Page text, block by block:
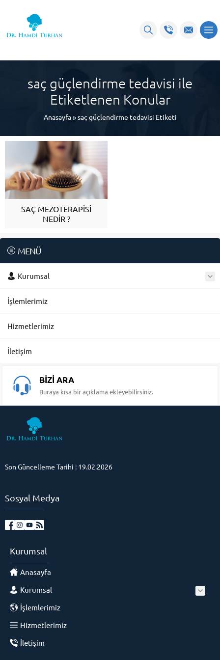
saç güçlendirme tedavisi ile
Etiketlenen Konular
Anasayfa»saç güçlendirme tedavisi Etiketi
SAÇ MEZOTERAPİSİ
NEDİR ?
MENÜ
Kurumsal
İşlemlerimiz
Hizmetlerimiz
İletişim
BİZİ ARA
Buraya kısa bir açıklama ekleyebilirsiniz.
Son Güncelleme Tarihi : 19.02.2026
Sosyal Medya
Kurumsal
Anasayfa
Kurumsal
İşlemlerimiz
Hizmetlerimiz
İletişim